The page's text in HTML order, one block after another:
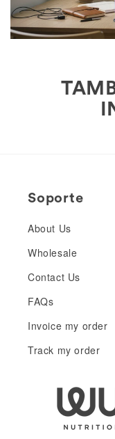
Soporte
About Us
Wholesale
Contact Us
FAQs
Invoice my order
Track my order